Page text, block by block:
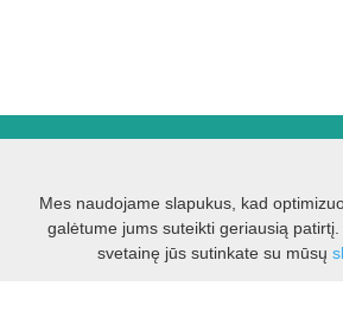
Filtras
VI -VII 10.00 - 16.00 val.
Mes naudojame slapukus, kad
galėtume jums suteikti geriausią
svetainę jūs sutinkate su mūsų